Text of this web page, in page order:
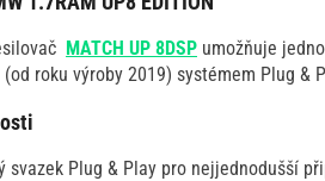
MATCH UP 8DSP umožňuje
(od roku výroby 2019) systémem Plug
svazek Plug & Play pro nejjednodušší